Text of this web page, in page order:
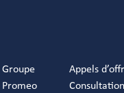
Groupe
Promeo
Appels